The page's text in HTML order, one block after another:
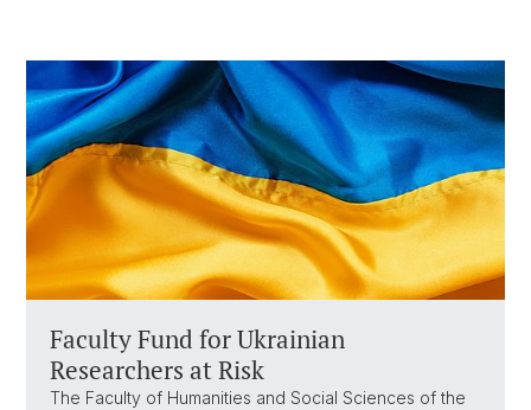
Faculty Fund for Ukrainian
Researchers at Risk
The Faculty of Humanities and Social Sciences of the